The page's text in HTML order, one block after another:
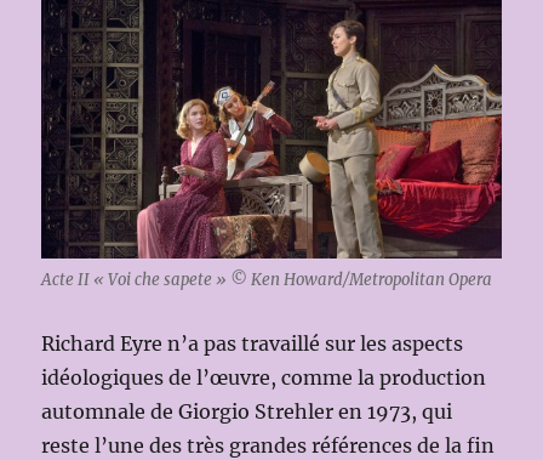
Acte II « Voi che sapete » © Ken Howard/Metropolitan Opera
Richard Eyre n’a pas travaillé sur les aspects
idéologiques de l’œuvre, comme la production
automnale de Giorgio Strehler en 1973, qui
reste l’une des très grandes références de la fin